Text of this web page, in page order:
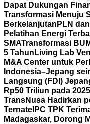
Dapat Dukungan
Transformasi Menuju
Berkelanjutan PLN
Pelatihan Energi
SMATransformasi
5 Tahun Living Lab
M&A Center untuk
Indonesia–Jepang
Langsung (FDI)
Rp50 Triliun pada 2025
TransNusa Hadirkan
Ternate IPC TPK
Madagaskar, Dorong